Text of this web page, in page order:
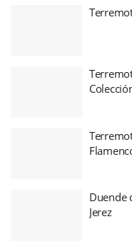
Duende
Jerez